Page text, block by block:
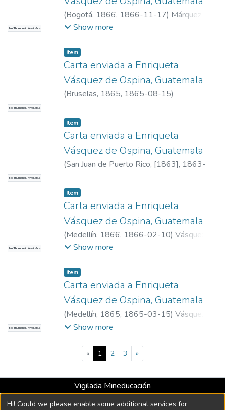
No Thumbnail Available
(Bogotá, 1866, 1866-11-17) Márquez,
José Gregorio de
Show more
No Thumbnail Available
Item
Carta enviada a Enriqueta
Vásquez de Ospina, Guatemala
(Bruselas, 1865, 1865-08-15)
No Thumbnail Available
Item
Carta enviada a Enriqueta
Vásquez de Ospina, Guatemala
(San Juan de Puerto Rico, [1863], 1863-
No Thumbnail Available
Item
Carta enviada a Enriqueta
Vásquez de Ospina, Guatemala
(Medellín, 1866, 1866-02-10) Vásquez
Calle, Julián, 1809-1884
Show more
No Thumbnail Available
Item
Carta enviada a Enriqueta
Vásquez de Ospina, Guatemala
(Medellín, 1865, 1865-03-15) Vásquez
Calle, Julián, 1809-1884
Show more
« 1 (current)
2 3 »
Vigilada Mineducación
Universidad con Acreditación Institucional hasta 2026 -
Hi! Could we please enable some additional services for